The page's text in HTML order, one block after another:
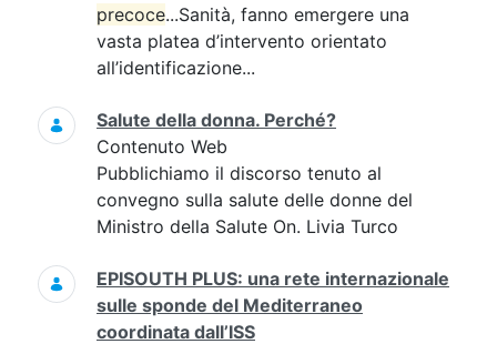
precoce...Sanità, fanno emergere una
vasta platea d’intervento orientato
all’identificazione...
Salute della donna. Perché?
Contenuto Web
Pubblichiamo il discorso tenuto al
convegno sulla salute delle donne del
Ministro della Salute On. Livia Turco
EPISOUTH PLUS: una rete internazionale
sulle sponde del Mediterraneo
coordinata dall’ISS